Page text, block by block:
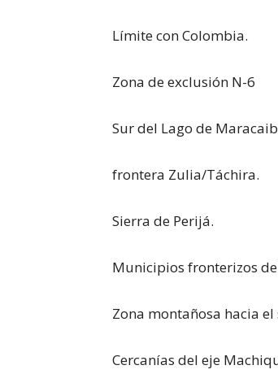
Límite con Colombia.
Zona de exclusión N-6
Sur del Lago de
frontera Zulia/Táchira.
Sierra de Perijá.
Municipios fronterizos
Zona montañosa hacia
Cercanías del eje